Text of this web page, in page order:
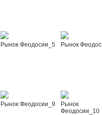
Рынок Феодосии_5 Рынок
Рынок Феодосии_9
Рынок
Феодосии_10